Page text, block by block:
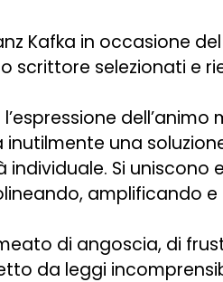
Kafka in occasione
scrittore selezionati e
dell’animo
una
Si uniscono
amplificando
di angoscia, di
da leggi